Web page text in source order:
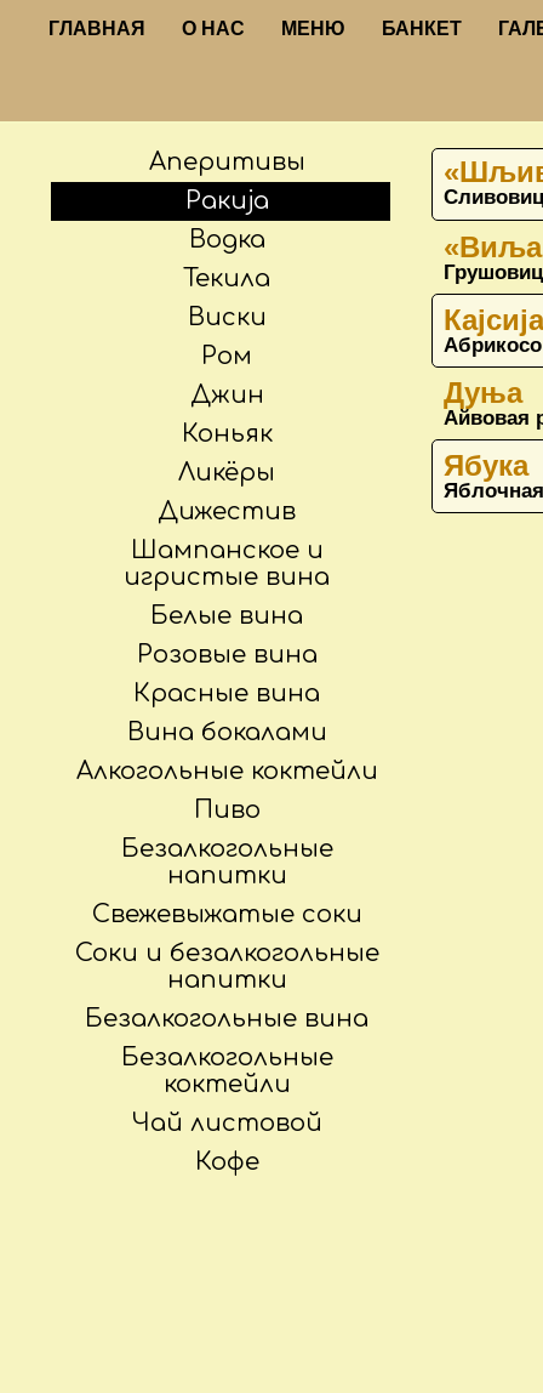
ГЛАВНАЯ О НАС МЕНЮ БАНКЕТ
Аперитивы
Ракиja
Водка
Текила
Виски
Ром
Джин
Коньяк
Ликёры
Дижестив
Шампанское и
игристые вина
Белые вина
Розовые вина
Красные вина
Вина бокалами
Алкогольные коктейли
Пиво
Безалкогольные
напитки
Свежевыжатые соки
Соки и безалкогольные
напитки
Безалкогольные вина
Безалкогольные
коктейли
Чай листовой
Кофе
Каjсиjа
Дуња
Айвовая
Ябука